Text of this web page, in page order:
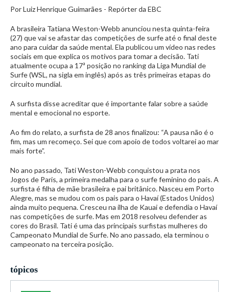
Por Luiz Henrique Guimarães - Repórter da EBC
A brasileira Tatiana Weston-Webb anunciou nesta quinta-feira
(27) que vai se afastar das competições de surfe até o final deste
ano para cuidar da saúde mental. Ela publicou um vídeo nas redes
sociais em que explica os motivos para tomar a decisão. Tati
atualmente ocupa a 17ª posição no ranking da Liga Mundial de
Surfe (WSL, na sigla em inglês) após as três primeiras etapas do
circuito mundial.
A surfista disse acreditar que é importante falar sobre a saúde
mental e emocional no esporte.
Ao fim do relato, a surfista de 28 anos finalizou: “A pausa não é o
fim, mas um recomeço. Sei que com apoio de todos voltarei ao mar
mais forte”.
No ano passado, Tati Weston-Webb conquistou a prata nos
Jogos de Paris, a primeira medalha para o surfe feminino do país. A
surfista é filha de mãe brasileira e pai britânico. Nasceu em Porto
Alegre, mas se mudou com os pais para o Havaí (Estados Unidos)
ainda muito pequena. Cresceu na ilha de Kauai e defendia o Havaí
nas competições de surfe. Mas em 2018 resolveu defender as
cores do Brasil. Tati é uma das principais surfistas mulheres do
Campeonato Mundial de Surfe. No ano passado, ela terminou o
campeonato na terceira posição.
tópicos